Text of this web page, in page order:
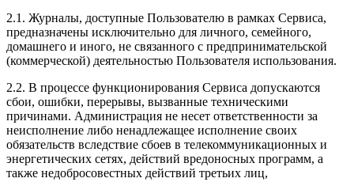
2.1. Журналы, доступные Пользователю в рамках Сервиса,
предназначены исключительно для личного, семейного,
домашнего и иного, не связанного с предпринимательской
(коммерческой) деятельностью Пользователя использования.
2.2. В процессе функционирования Сервиса допускаются
сбои, ошибки, перерывы, вызванные техническими
причинами. Администрация не несет ответственности за
неисполнение либо ненадлежащее исполнение своих
обязательств вследствие сбоев в телекоммуникационных и
энергетических сетях, действий вредоносных программ, а
также недобросовестных действий третьих лиц,